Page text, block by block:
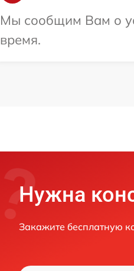
Мы сообщим Вам о
время.
Нужна
Закажите бесплатную